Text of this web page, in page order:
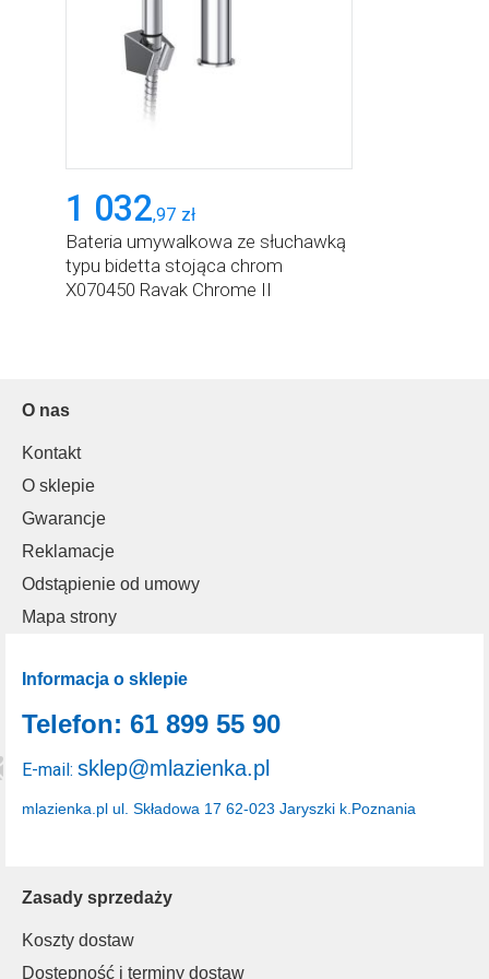
1 032,97 zł
Bateria umywalkowa ze słuchawką
typu bidetta stojąca chrom
X070450 Ravak Chrome II
O nas
Kontakt
O sklepie
Gwarancje
Reklamacje
Odstąpienie od umowy
Mapa strony
Zasady sprzedaży
Koszty dostaw
Dostępność i terminy dostaw
Informacja o sklepie
mlazienka.pl ul. Składowa 17 62-023 Jaryszki k.Poznania
Telefon: 61 899 55 90
E-mail: sklep@mlazienka.pl